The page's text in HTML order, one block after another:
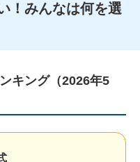
！みんなは何を選
キング（2026年5